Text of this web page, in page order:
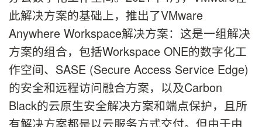
此解决方案的基础上，推出了VMware
Anywhere Workspace解决方案：这是一组解决
方案的组合，包括Workspace ONE的数字化工
作空间、SASE (Secure Access Service Edge)
的安全和远程访问融合方案，以及Carbon
Black的云原生安全解决方案和端点保护，且所
有解决方案都是以云服务方式交付。但由于由